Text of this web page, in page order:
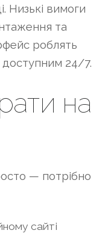
Низькі вимоги
та
роблять
доступним 24/7.
на
— потрібно
сайті